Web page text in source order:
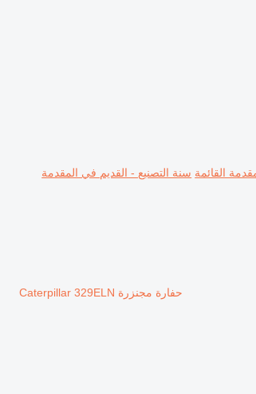
القائمة سنة التصنيع - القديم في المقدمة
حفارة مجنزرة Caterpillar 329ELN